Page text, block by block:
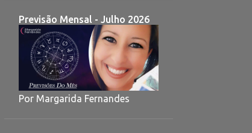
Previsão Mensal - Julho 2026
Por Margarida Fernandes